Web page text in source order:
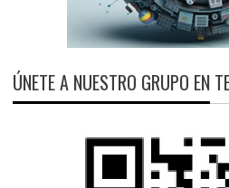
ÚNETE A NUESTRO GRUPO EN